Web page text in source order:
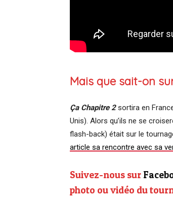
Mais que sait-on
Ça Chapitre 2sortira en
Unis). Alors qu’ils ne se
flash-back) était sur le
article sa rencontre avec sa
Suivez-nous sur
photo ou vidéo du